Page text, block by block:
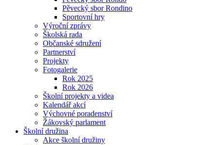
Pěvecký sbor Rondino
Sportovní hry
Výroční zprávy
Školská rada
Občanské sdružení
Partnerství
Projekty
Fotogalerie
Rok 2025
Rok 2026
Školní projekty a videa
Kalendář akcí
Výchovné poradenství
Žákovský parlament
Školní družina
Akce školní družiny